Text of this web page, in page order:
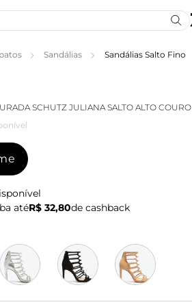
Sandálias Sandálias Salto Fino
SCHUTZ JULIANA SALTO ALTO COURO
atéR$ 32,80de cashback